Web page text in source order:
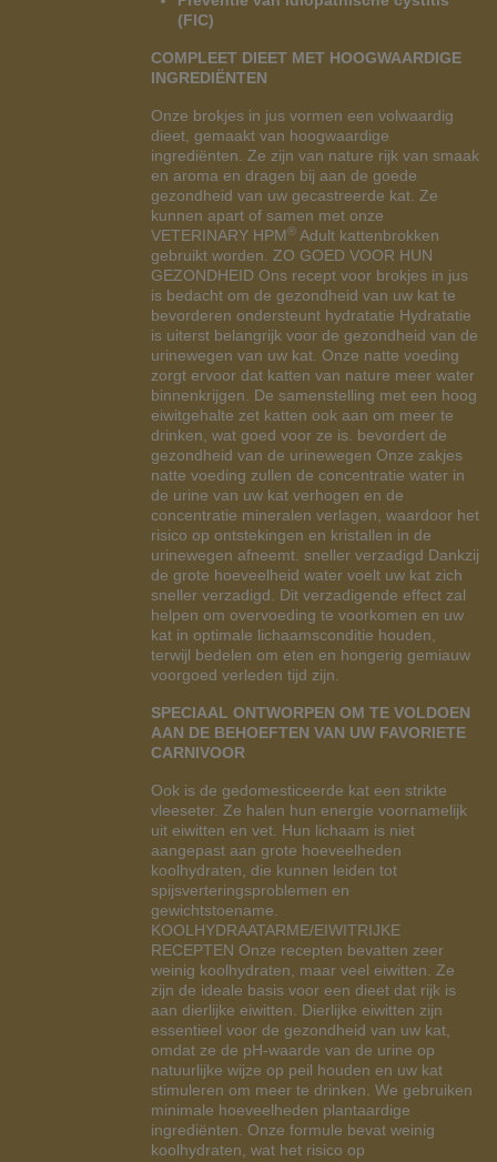
(FIC)
COMPLEET DIEET MET HOOGWAARDIGE
INGREDIËNTEN
Onze brokjes in jus vormen een volwaardig
dieet, gemaakt van hoogwaardige
ingrediënten. Ze zijn van nature rijk van smaak
en aroma en dragen bij aan de goede
gezondheid van uw gecastreerde kat. Ze
kunnen apart of samen met onze
VETERINARY HPM® Adult kattenbrokken
gebruikt worden. ZO GOED VOOR HUN
GEZONDHEID Ons recept voor brokjes in jus
is bedacht om de gezondheid van uw kat te
bevorderen ondersteunt hydratatie Hydratatie
is uiterst belangrijk voor de gezondheid van de
urinewegen van uw kat. Onze natte voeding
zorgt ervoor dat katten van nature meer water
binnenkrijgen. De samenstelling met een hoog
eiwitgehalte zet katten ook aan om meer te
drinken, wat goed voor ze is. bevordert de
gezondheid van de urinewegen Onze zakjes
natte voeding zullen de concentratie water in
de urine van uw kat verhogen en de
concentratie mineralen verlagen, waardoor het
risico op ontstekingen en kristallen in de
urinewegen afneemt. sneller verzadigd Dankzij
de grote hoeveelheid water voelt uw kat zich
sneller verzadigd. Dit verzadigende effect zal
helpen om overvoeding te voorkomen en uw
kat in optimale lichaamsconditie houden,
terwijl bedelen om eten en hongerig gemiauw
voorgoed verleden tijd zijn.
SPECIAAL ONTWORPEN OM TE VOLDOEN
AAN DE BEHOEFTEN VAN UW FAVORIETE
CARNIVOOR
Ook is de gedomesticeerde kat een strikte
vleeseter. Ze halen hun energie voornamelijk
uit eiwitten en vet. Hun lichaam is niet
aangepast aan grote hoeveelheden
koolhydraten, die kunnen leiden tot
spijsverteringsproblemen en
gewichtstoename.
KOOLHYDRAATARME/EIWITRIJKE
RECEPTEN Onze recepten bevatten zeer
weinig koolhydraten, maar veel eiwitten. Ze
zijn de ideale basis voor een dieet dat rijk is
aan dierlijke eiwitten. Dierlijke eiwitten zijn
essentieel voor de gezondheid van uw kat,
omdat ze de pH-waarde van de urine op
natuurlijke wijze op peil houden en uw kat
stimuleren om meer te drinken. We gebruiken
minimale hoeveelheden plantaardige
ingrediënten. Onze formule bevat weinig
koolhydraten, wat het risico op